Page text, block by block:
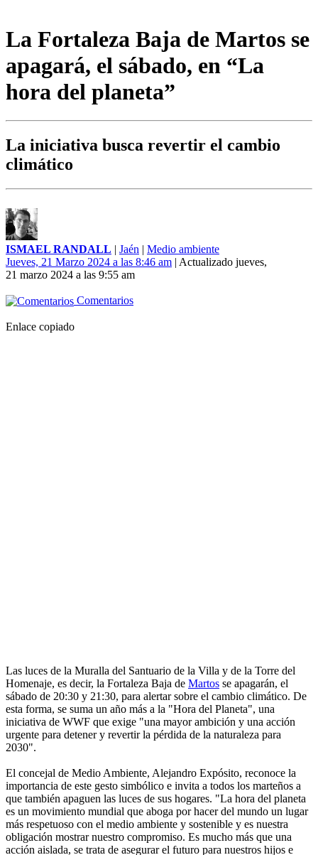
La Fortaleza Baja de Martos se
apagará, el sábado, en “La
hora del planeta”
La iniciativa busca revertir el cambio
climático
ISMAEL RANDALL | Jaén | Medio ambiente
Jueves, 21 Marzo 2024 a las 8:46 am | Actualizado jueves,
21 marzo 2024 a las 9:55 am
Comentarios
Enlace copiado
Las luces de la Muralla del Santuario de la Villa y de la Torre del
Homenaje, es decir, la Fortaleza Baja de Martos se apagarán, el
sábado de 20:30 y 21:30, para alertar sobre el cambio climático. De
esta forma, se suma un año más a la "Hora del Planeta", una
iniciativa de WWF que exige "una mayor ambición y una acción
urgente para detener y revertir la pérdida de la naturaleza para
2030".
El concejal de Medio Ambiente, Alejandro Expósito, reconoce la
importancia de este gesto simbólico e invita a todos los marteños a
que también apaguen las luces de sus hogares. "La hora del planeta
es un movimiento mundial que aboga por hacer del mundo un lugar
más respetuoso con el medio ambiente y sostenible y es nuestra
obligación mostrar nuestro compromiso. Es mucho más que una
acción aislada, se trata de asegurar el futuro para nuestros hijos e